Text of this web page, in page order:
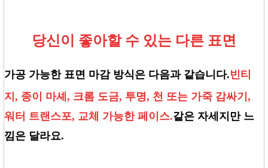
당신이 좋아할 수 있는 다른 표면
가공 가능한 표면 마감 방식은 다음과 같습니다.빈티
지, 종이 마셰, 크롬 도금, 투명, 천 또는 가죽 감싸기,
워터 트랜스포, 교체 가능한 페이스.같은 자세지만 느
낌은 달라요.